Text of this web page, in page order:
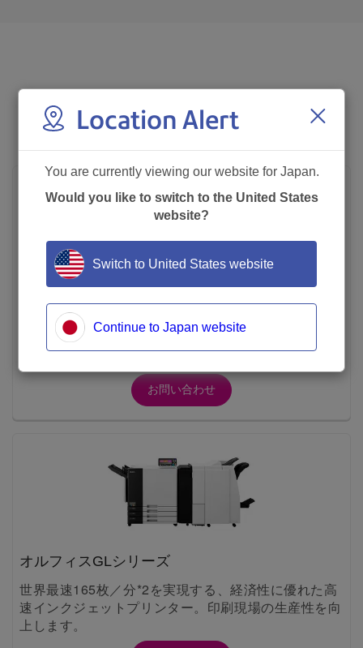
Location Alert
You are currently viewing our website for Japan.
Would you like to switch to the United States
website?
Switch to United States website
Continue to Japan website
製品バリエーション
経済的なプリントコストに加え、毎分120枚*1の小型
サイズの高速インクジェットプリンター。印刷業務に
高い生産性を実現します。
お問い合わせ
オルフィスGLシリーズ
世界最速165枚／分*2を実現する、経済性に優れた高
速インクジェットプリンター。印刷現場の生産性を向
上します。